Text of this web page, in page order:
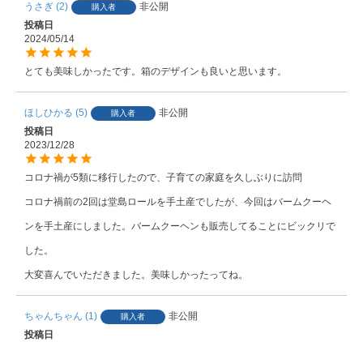
うさぎ 2 購入者
非公開
投稿日
2024/05/14
とても美味しかったです。箱のデザインも良いと思います。
ほしひかる 5 購入者
非公開
投稿日
2023/12/28
コロナ禍が5類に移行したので、子育ての家庭を久しぶりに訪問
コロナ禍前の2回は堂島ロールを手土産でしたが、今回はバームクーヘ
ンを手土産にしました。バームクーヘンも販売してることにビックリで
した。
ちゃんちゃん 1 購入者
非公開
投稿日